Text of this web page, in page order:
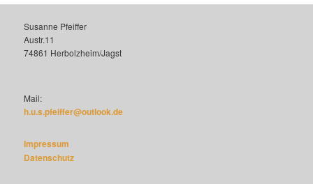
Susanne Pfeiffer
Austr.11
74861 Herbolzheim/Jagst
Mail:
h.u.s.pfeiffer@outlook.de
Impressum
Datenschutz